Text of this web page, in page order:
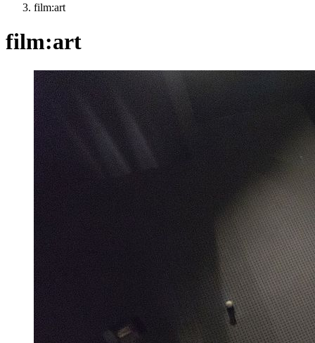
film:art
film:art